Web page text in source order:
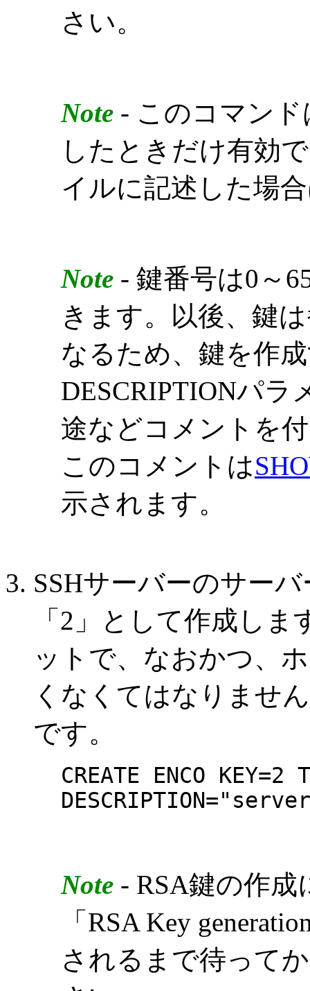
さい。
Note - このコマン
したときだけ有効
イルに記述した場
Note - 鍵番号は0～
きます。以後、鍵
なるため、鍵を作
DESCRIPTIONパラ
途などコメントを
このコメントは
示されます。
SSHサーバーのサー
「2」として作成し
ットで、なおかつ、
くなくてはなりませ
です。
CREATE ENCO KEY=2
Note - RSA鍵の作
「RSA Key
されるまで待って